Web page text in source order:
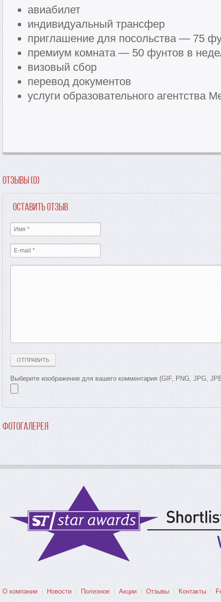
авиабилет
индивидуальный трансфер
приглашение для посольства — 75
премиум комната — 50 фунтов в
визовый сбор
перевод документов
услуги образовательного агентства
Отзывы (0)
Оставить отзыв
Выберите изображение для вашего комментария (GIF, PNG, JPG,
Фотогалерея
О компании Новости Полезное Акции Отзывы Контакты